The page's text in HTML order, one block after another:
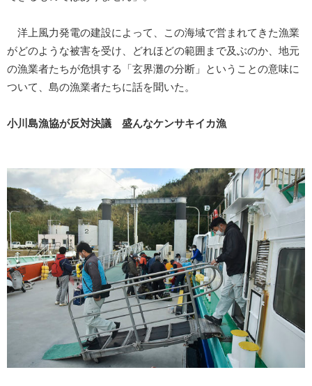
洋上風力発電の建設によって、この海域で営まれてきた漁業
がどのような被害を受け、どれほどの範囲まで及ぶのか、地元
の漁業者たちが危惧する「玄界灘の分断」ということの意味に
ついて、島の漁業者たちに話を聞いた。
小川島漁協が反対決議 盛んなケンサキイカ漁